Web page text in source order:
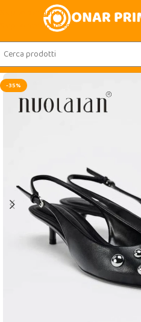
Skip to navigation
Skip to main content
-35%